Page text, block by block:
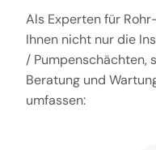
Als Experten für
Ihnen nicht nur die
/ Pumpenschächten,
Beratung und
umfassen: